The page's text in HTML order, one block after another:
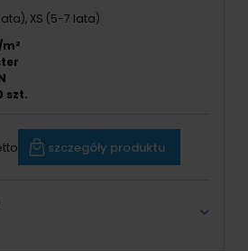
XS (5-7 lata)
szt.
szczegóły produktu